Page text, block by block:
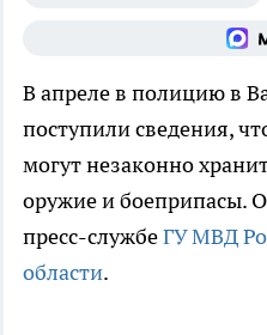
В апреле в полицию в
поступили сведения,
могут незаконно
оружие и боеприпасы.
пресс-службеГУ МВД
области.